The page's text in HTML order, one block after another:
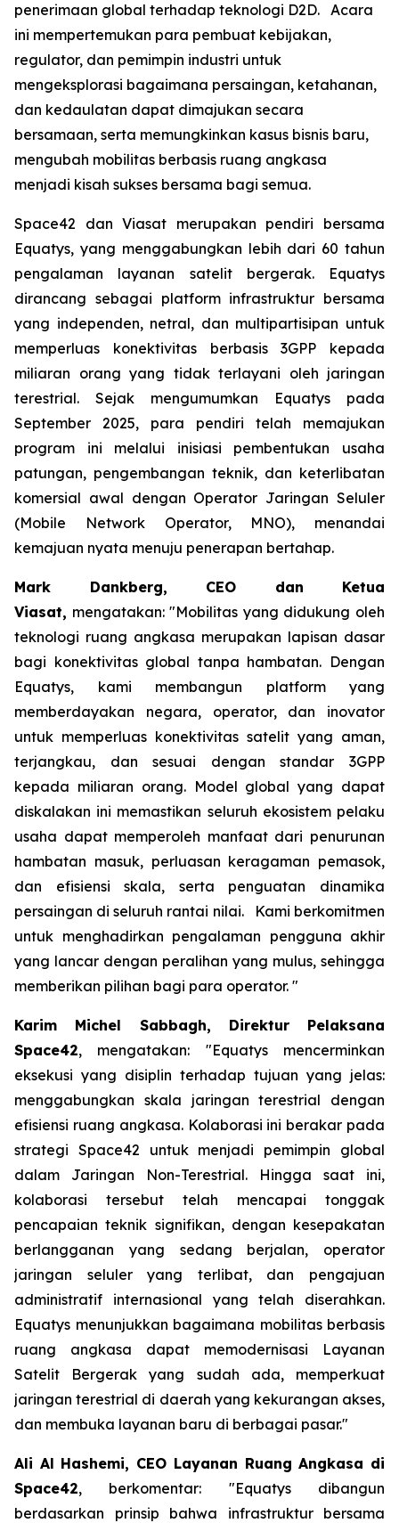
penerimaan global terhadap teknologi D2D. Acara
ini mempertemukan para pembuat kebijakan,
regulator, dan pemimpin industri untuk
mengeksplorasi bagaimana persaingan, ketahanan,
dan kedaulatan dapat dimajukan secara
bersamaan, serta memungkinkan kasus bisnis baru,
mengubah mobilitas berbasis ruang angkasa
menjadi kisah sukses bersama bagi semua.
Space42 dan Viasat merupakan pendiri bersama
Equatys, yang menggabungkan lebih dari 60 tahun
pengalaman layanan satelit bergerak. Equatys
dirancang sebagai platform infrastruktur bersama
yang independen, netral, dan multipartisipan untuk
memperluas konektivitas berbasis 3GPP kepada
miliaran orang yang tidak terlayani oleh jaringan
terestrial. Sejak mengumumkan Equatys pada
September 2025, para pendiri telah memajukan
program ini melalui inisiasi pembentukan usaha
patungan, pengembangan teknik, dan keterlibatan
komersial awal dengan Operator Jaringan Seluler
(Mobile Network Operator, MNO), menandai
kemajuan nyata menuju penerapan bertahap.
Mark Dankberg, CEO dan Ketua
Viasat, mengatakan: "Mobilitas yang didukung oleh
teknologi ruang angkasa merupakan lapisan dasar
bagi konektivitas global tanpa hambatan. Dengan
Equatys, kami membangun platform yang
memberdayakan negara, operator, dan inovator
untuk memperluas konektivitas satelit yang aman,
terjangkau, dan sesuai dengan standar 3GPP
kepada miliaran orang. Model global yang dapat
diskalakan ini memastikan seluruh ekosistem pelaku
usaha dapat memperoleh manfaat dari penurunan
hambatan masuk, perluasan keragaman pemasok,
dan efisiensi skala, serta penguatan dinamika
persaingan di seluruh rantai nilai. Kami berkomitmen
untuk menghadirkan pengalaman pengguna akhir
yang lancar dengan peralihan yang mulus, sehingga
memberikan pilihan bagi para operator. "
Karim Michel Sabbagh, Direktur Pelaksana
Space42, mengatakan: "Equatys mencerminkan
eksekusi yang disiplin terhadap tujuan yang jelas:
menggabungkan skala jaringan terestrial dengan
efisiensi ruang angkasa. Kolaborasi ini berakar pada
strategi Space42 untuk menjadi pemimpin global
dalam Jaringan Non-Terestrial. Hingga saat ini,
kolaborasi tersebut telah mencapai tonggak
pencapaian teknik signifikan, dengan kesepakatan
berlangganan yang sedang berjalan, operator
jaringan seluler yang terlibat, dan pengajuan
administratif internasional yang telah diserahkan.
Equatys menunjukkan bagaimana mobilitas berbasis
ruang angkasa dapat memodernisasi Layanan
Satelit Bergerak yang sudah ada, memperkuat
jaringan terestrial di daerah yang kekurangan akses,
dan membuka layanan baru di berbagai pasar."
Ali Al Hashemi, CEO Layanan Ruang Angkasa di
Space42, berkomentar: "Equatys dibangun
berdasarkan prinsip bahwa infrastruktur bersama